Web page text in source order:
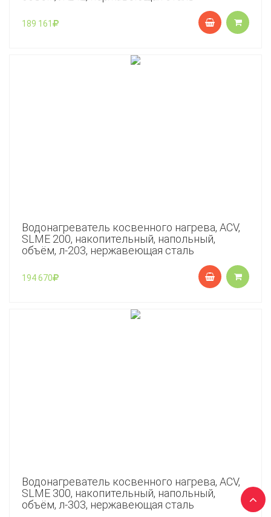
189 161
Водонагреватель косвенного нагрева, ACV,
SLME 200, накопительный, напольный,
объём, л-203, нержавеющая сталь
194 670
Водонагреватель косвенного нагрева, ACV,
SLME 300, накопительный, напольный,
объём, л-303, нержавеющая сталь